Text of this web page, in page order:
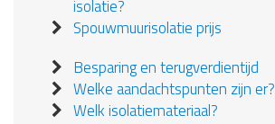
isolatie?
Spouwmuurisolatie prijs
Besparing en terugverdientijd
Welke aandachtspunten zijn er?
Welk isolatiemateriaal?